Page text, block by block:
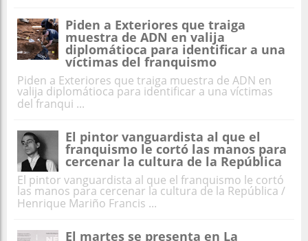
Piden a Exteriores que traiga
muestra de ADN en valija
diplomátioca para identificar a una
víctimas del franquismo
Piden a Exteriores que traiga muestra de ADN en
valija diplomátioca para identificar a una víctimas
del franqui ...
El pintor vanguardista al que el
franquismo le cortó las manos para
cercenar la cultura de la República
El pintor vanguardista al que el franquismo le cortó
las manos para cercenar la cultura de la República /
Henrique Mariño Francis ...
El martes se presenta en La